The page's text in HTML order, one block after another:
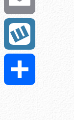
Email